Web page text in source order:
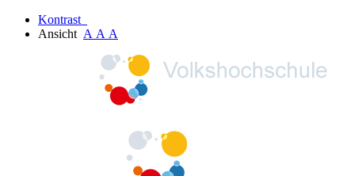
Kontrast
Ansicht A A A